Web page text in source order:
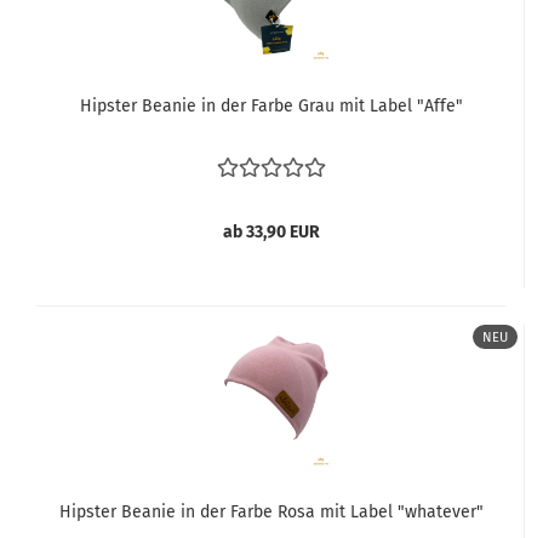
Hipster Beanie in der Farbe Grau mit Label "Affe"
ab 33,90 EUR
NEU
Hipster Beanie in der Farbe Rosa mit Label "whatever"